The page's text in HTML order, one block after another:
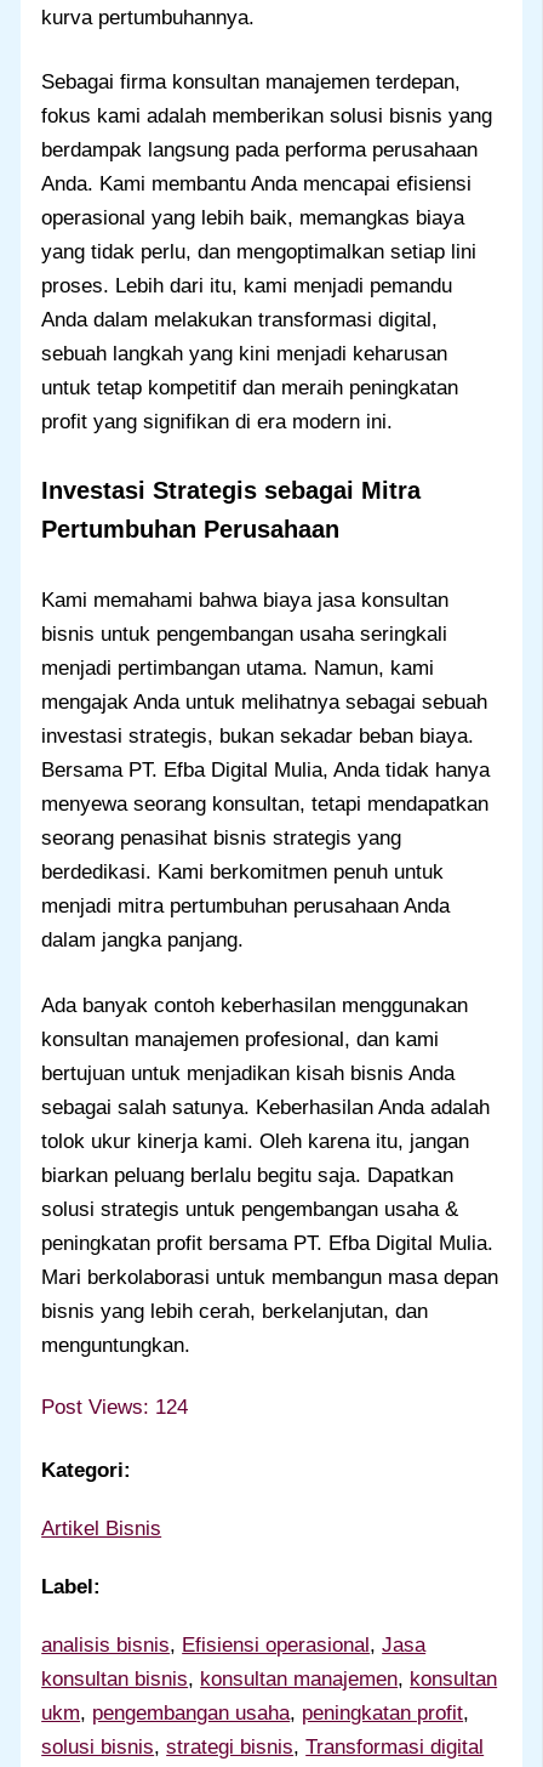
kurva pertumbuhannya.
Sebagai firma konsultan manajemen terdepan,
fokus kami adalah memberikan solusi bisnis yang
berdampak langsung pada performa perusahaan
Anda. Kami membantu Anda mencapai efisiensi
operasional yang lebih baik, memangkas biaya
yang tidak perlu, dan mengoptimalkan setiap lini
proses. Lebih dari itu, kami menjadi pemandu
Anda dalam melakukan transformasi digital,
sebuah langkah yang kini menjadi keharusan
untuk tetap kompetitif dan meraih peningkatan
profit yang signifikan di era modern ini.
Investasi Strategis sebagai Mitra
Pertumbuhan Perusahaan
Kami memahami bahwa biaya jasa konsultan
bisnis untuk pengembangan usaha seringkali
menjadi pertimbangan utama. Namun, kami
mengajak Anda untuk melihatnya sebagai sebuah
investasi strategis, bukan sekadar beban biaya.
Bersama PT. Efba Digital Mulia, Anda tidak hanya
menyewa seorang konsultan, tetapi mendapatkan
seorang penasihat bisnis strategis yang
berdedikasi. Kami berkomitmen penuh untuk
menjadi mitra pertumbuhan perusahaan Anda
dalam jangka panjang.
Ada banyak contoh keberhasilan menggunakan
konsultan manajemen profesional, dan kami
bertujuan untuk menjadikan kisah bisnis Anda
sebagai salah satunya. Keberhasilan Anda adalah
tolok ukur kinerja kami. Oleh karena itu, jangan
biarkan peluang berlalu begitu saja. Dapatkan
solusi strategis untuk pengembangan usaha &
peningkatan profit bersama PT. Efba Digital Mulia.
Mari berkolaborasi untuk membangun masa depan
bisnis yang lebih cerah, berkelanjutan, dan
menguntungkan.
Post Views: 124
Kategori:
Artikel Bisnis
Label:
analisis bisnis, Efisiensi operasional, Jasa
konsultan bisnis, konsultan manajemen, konsultan
ukm, pengembangan usaha, peningkatan profit
solusi bisnis, strategi bisnis, Transformasi digital